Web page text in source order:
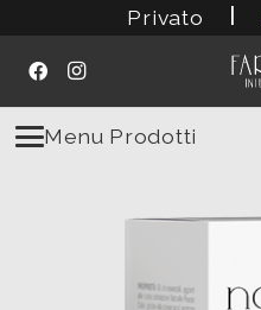
Privato |
Menu Prodotti